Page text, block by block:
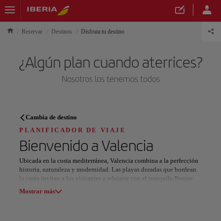
Reservar Destinos Disfruta tu destino
¿Algún plan cuando aterrices?
Nosotros los tenemos todos
PLANIFICADOR DE VIAJE
Descubre tu próximo destino
Nuestros destinos
Cambia de destino
PLANIFICADOR DE VIAJE
Bienvenido aValencia
Ubicada en la costa mediterránea, Valencia combina a la perfección
historia, naturaleza y modernidad. Las playas doradas que bordean
la costa invitan a los visitantes a relajarse con el tranquilo Parque
Natural de la Albufera, que cuenta con la serena Laguna de la
Mostrar más